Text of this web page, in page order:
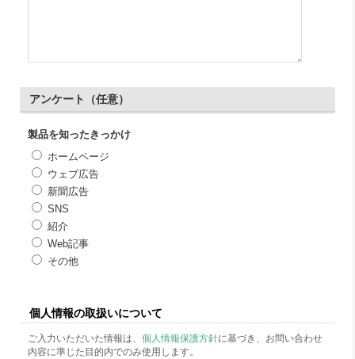
アンケート（任意）
製品を知ったきっかけ
ホームページ
ウェブ広告
新聞広告
SNS
紹介
Web記事
その他
個人情報の取扱いについて
ご入力いただいた情報は、 個人情報保護方針に基づき、お問い合わせ
内容に準じた目的内でのみ使用します。